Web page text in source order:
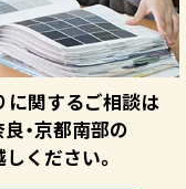
に関するご相談は
・京都南部の
ください。